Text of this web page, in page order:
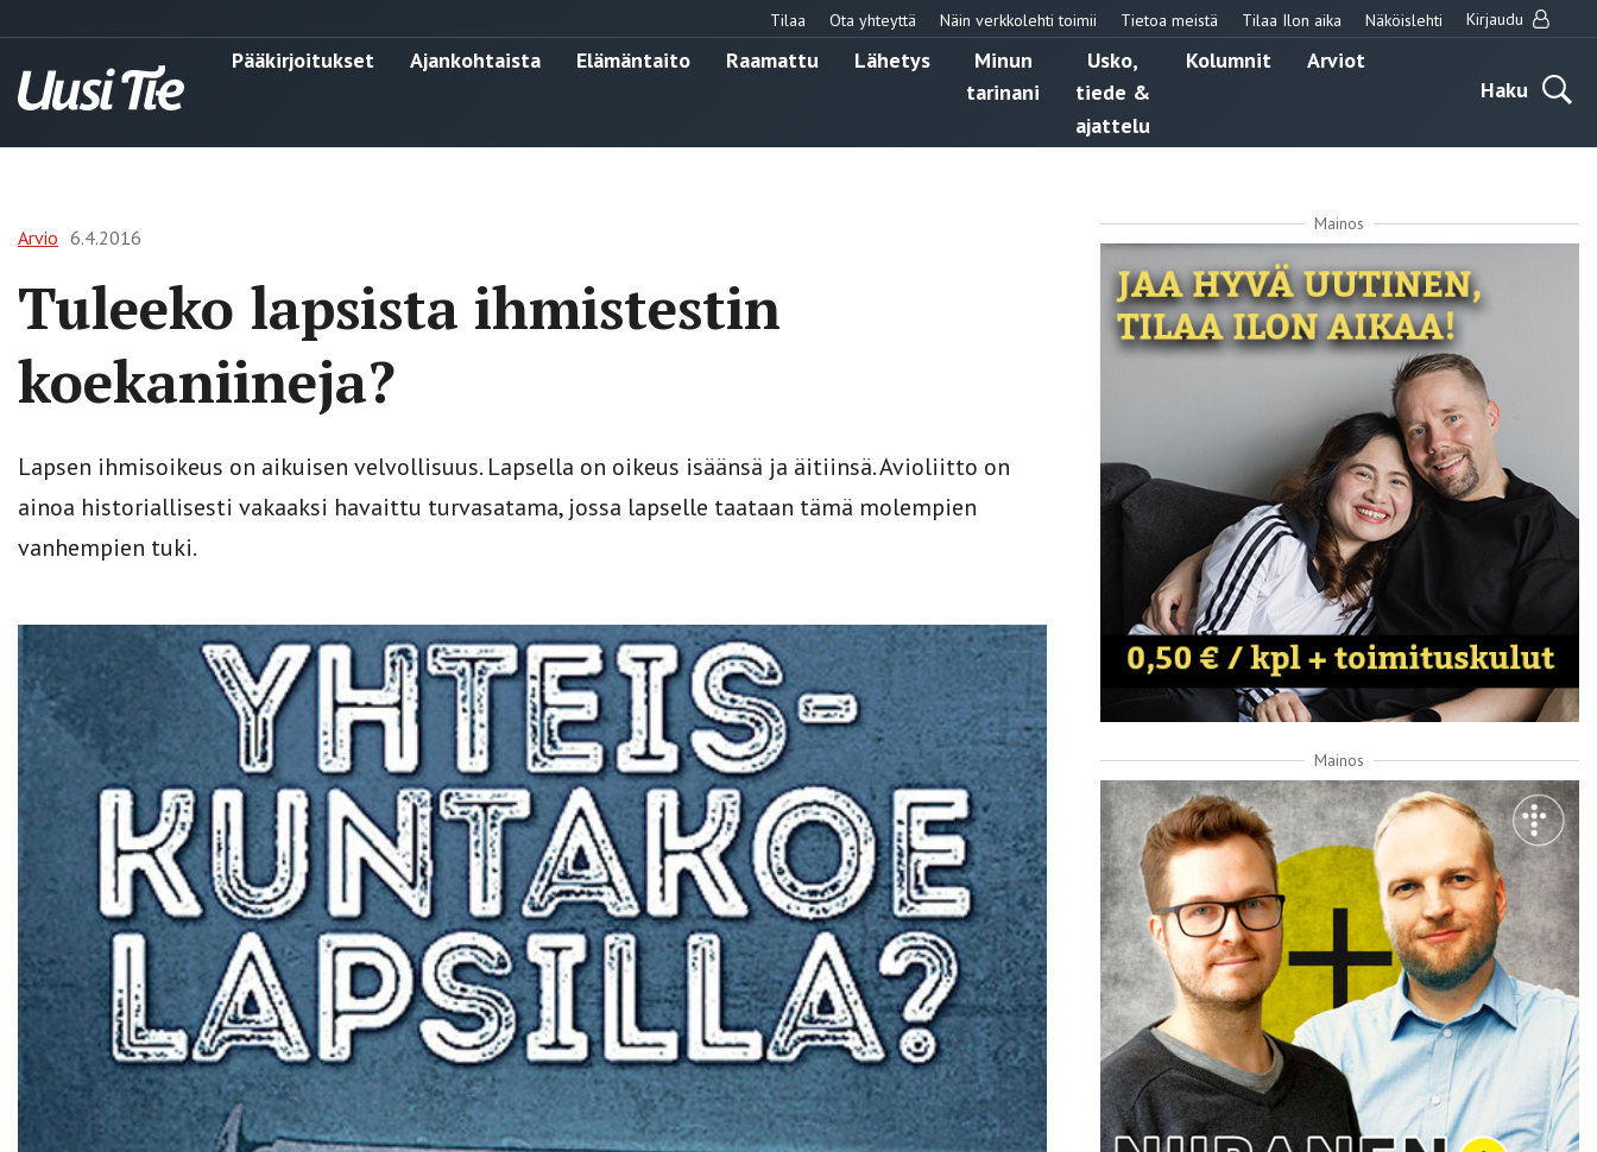
Tilaa Ota yhteyttä Näin verkkolehti toimii Tietoa meistä Tilaa Ilon aika Näköislehti Kirjaudu
Pääkirjoitukset Ajankohtaista Elämäntaito Raamattu Lähetys
Minun
tarinani
Usko,
tiede &
ajattelu
Kolumnit
Arviot
Haku
Arvio 6.4.2016
Tuleeko lapsista ihmistestin
koekaniineja?
Lapsen ihmisoikeus on aikuisen velvollisuus. Lapsella on oikeus isäänsä ja äitiinsä. Avioliitto on
ainoa historiallisesti vakaaksi havaittu turvasatama, jossa lapselle taataan tämä molempien
vanhempien tuki.
Mainos
Mainos